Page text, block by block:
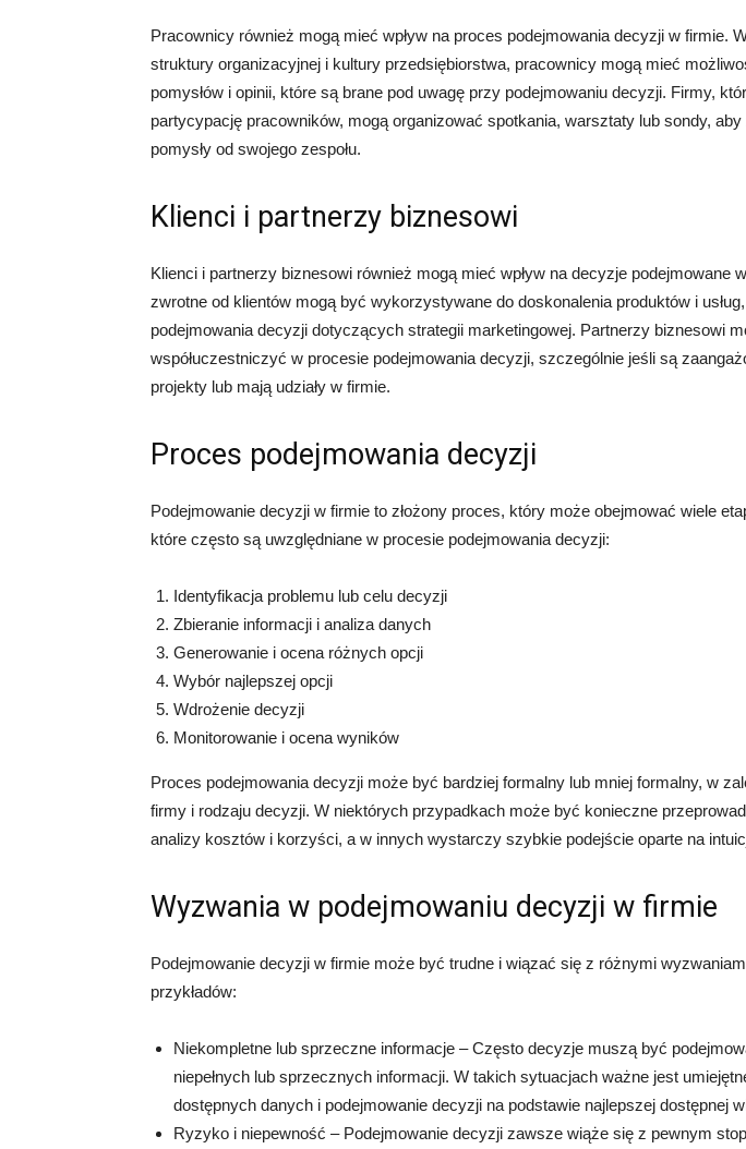
Pracownicy również mogą mieć wpływ na proces podejmowania decyzji w firmie.
struktury organizacyjnej i kultury przedsiębiorstwa, pracownicy mogą mieć
pomysłów i opinii, które są brane pod uwagę przy podejmowaniu decyzji. Firmy,
partycypację pracowników, mogą organizować spotkania, warsztaty lub sondy,
pomysły od swojego zespołu.
Klienci i partnerzy biznesowi
Klienci i partnerzy biznesowi również mogą mieć wpływ na decyzje podejmowane
zwrotne od klientów mogą być wykorzystywane do doskonalenia produktów i
podejmowania decyzji dotyczących strategii marketingowej. Partnerzy biznesowi
współuczestniczyć w procesie podejmowania decyzji, szczególnie jeśli są
projekty lub mają udziały w firmie.
Proces podejmowania decyzji
Podejmowanie decyzji w firmie to złożony proces, który może obejmować wiele
które często są uwzględniane w procesie podejmowania decyzji:
Identyfikacja problemu lub celu decyzji
Zbieranie informacji i analiza danych
Generowanie i ocena różnych opcji
Wybór najlepszej opcji
Wdrożenie decyzji
Monitorowanie i ocena wyników
Proces podejmowania decyzji może być bardziej formalny lub mniej formalny, w
firmy i rodzaju decyzji. W niektórych przypadkach może być konieczne
analizy kosztów i korzyści, a w innych wystarczy szybkie podejście oparte na
Wyzwania w podejmowaniu decyzji w firmie
Podejmowanie decyzji w firmie może być trudne i wiązać się z różnymi
przykładów:
Niekompletne lub sprzeczne informacje – Często decyzje muszą być
niepełnych lub sprzecznych informacji. W takich sytuacjach ważne jest
dostępnych danych i podejmowanie decyzji na podstawie najlepszej dostępnej
Ryzyko i niepewność – Podejmowanie decyzji zawsze wiąże się z pewnym